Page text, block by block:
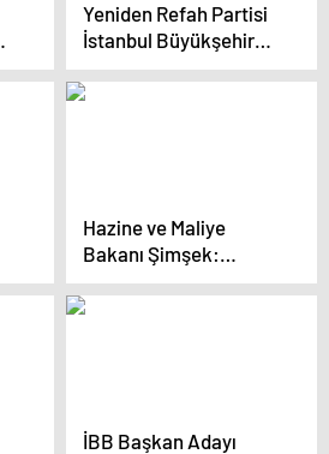
Yeniden Refah Partisi
İstanbul Büyükşehir
Belediye Başkan Adayı
Mehmet Altınöz ve ilçe
Hazine ve Maliye
Bakanı Şimşek:
Enflasyonu Tek
Haneye İndireceğiz
İBB Başkan Adayı